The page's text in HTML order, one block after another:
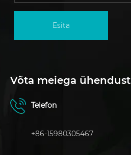
Esita
Võta meiega ühendust
Telefon
+86-15980305467